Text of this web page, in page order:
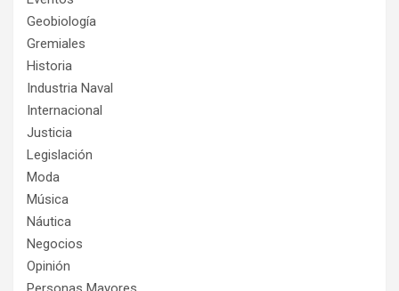
Geobiología
Gremiales
Historia
Industria Naval
Internacional
Justicia
Legislación
Moda
Música
Náutica
Negocios
Opinión